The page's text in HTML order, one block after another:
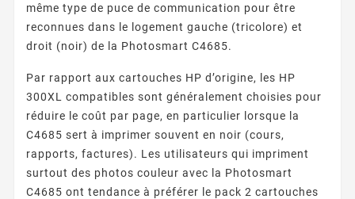
même type de puce de communication pour être
reconnues dans le logement gauche (tricolore) et
droit (noir) de la Photosmart C4685.
Par rapport aux cartouches HP d’origine, les HP
300XL compatibles sont généralement choisies pour
réduire le coût par page, en particulier lorsque la
C4685 sert à imprimer souvent en noir (cours,
rapports, factures). Les utilisateurs qui impriment
surtout des photos couleur avec la Photosmart
C4685 ont tendance à préférer le pack 2 cartouches